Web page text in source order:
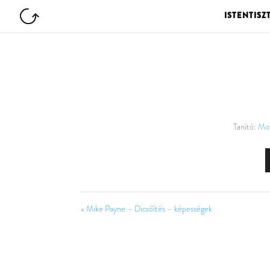
Tanító:
« Mike Payne – Dicsőítés – képességek